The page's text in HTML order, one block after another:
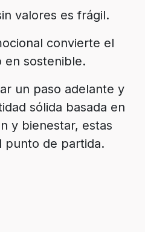
valores es frágil.
convierte el
en sostenible.
un paso adelante y
sólida basada en
y bienestar, estas
punto de partida.